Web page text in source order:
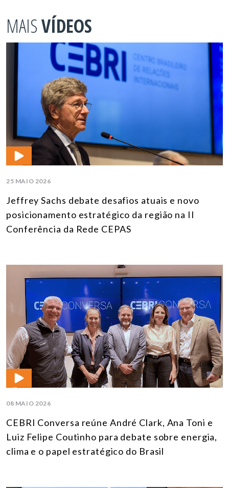
MAISVÍDEOS
25 MAIO 2026
Jeffrey Sachs debate desafios atuais e novo
posicionamento estratégico da região na II
Conferência da Rede CEPAS
08 MAIO 2026
CEBRI Conversa reúne André Clark, Ana Toni e
Luiz Felipe Coutinho para debate sobre energia,
clima e o papel estratégico do Brasil